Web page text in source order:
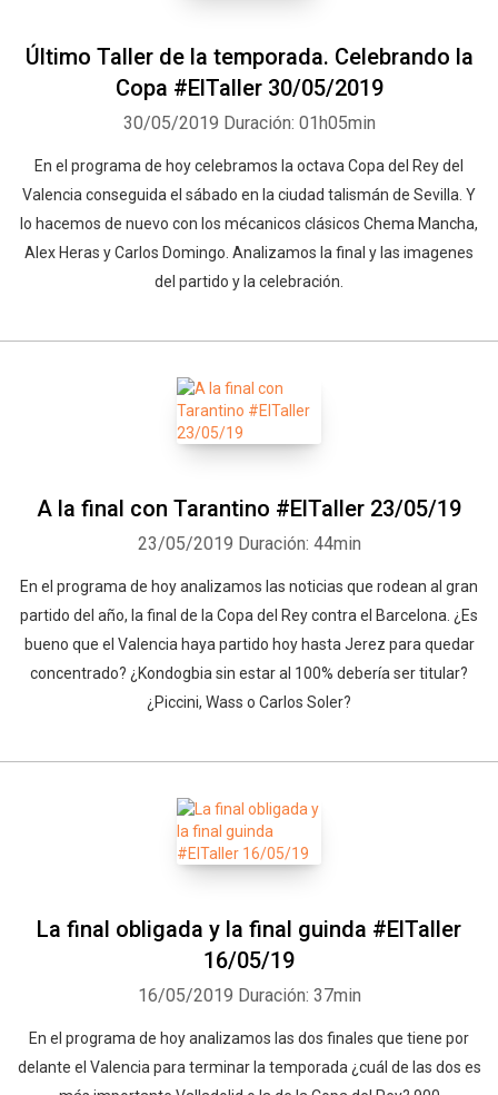
Último Taller de la temporada. Celebrando la
Copa #ElTaller 30/05/2019
30/05/2019 Duración: 01h05min
En el programa de hoy celebramos la octava Copa del Rey del
Valencia conseguida el sábado en la ciudad talismán de Sevilla. Y
lo hacemos de nuevo con los mécanicos clásicos Chema Mancha,
Alex Heras y Carlos Domingo. Analizamos la final y las imagenes
del partido y la celebración.
A la final con Tarantino #ElTaller 23/05/19
23/05/2019 Duración: 44min
En el programa de hoy analizamos las noticias que rodean al gran
partido del año, la final de la Copa del Rey contra el Barcelona. ¿Es
bueno que el Valencia haya partido hoy hasta Jerez para quedar
concentrado? ¿Kondogbia sin estar al 100% debería ser titular?
¿Piccini, Wass o Carlos Soler?
La final obligada y la final guinda #ElTaller
16/05/19
16/05/2019 Duración: 37min
En el programa de hoy analizamos las dos finales que tiene por
delante el Valencia para terminar la temporada ¿cuál de las dos es